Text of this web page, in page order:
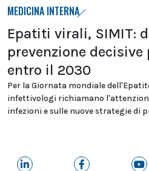
MEDICINA INTERNA
Epatiti virali, SIMIT:
prevenzione decisive
entro il 2030
Per la Giornata mondiale
infettivologi richiamano
infezioni e sulle nuove strategie di